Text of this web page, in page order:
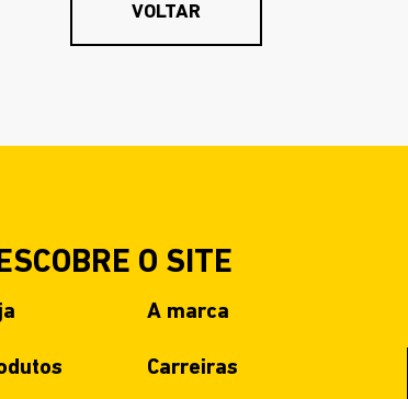
CARREIRAS
VOLTAR
O SITE
A marca
Carreiras